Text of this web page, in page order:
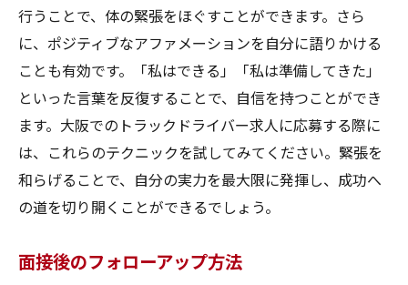
行うことで、体の緊張をほぐすことができます。さら
に、ポジティブなアファメーションを自分に語りかける
ことも有効です。「私はできる」「私は準備してきた」
といった言葉を反復することで、自信を持つことができ
ます。大阪でのトラックドライバー求人に応募する際に
は、これらのテクニックを試してみてください。緊張を
和らげることで、自分の実力を最大限に発揮し、成功へ
の道を切り開くことができるでしょう。
面接後のフォローアップ方法